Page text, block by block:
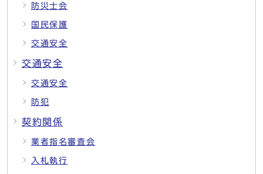
防災士会
国民保護
交通安全
交通安全
交通安全
防犯
契約関係
業者指名審査会
入札執行